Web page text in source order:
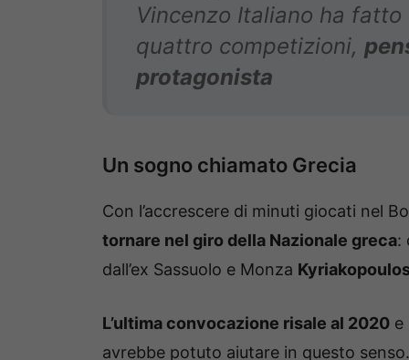
Vincenzo Italiano ha
quattro competizioni,
protagonista
Un sogno chiamato Grecia
Con l’accrescere di minuti giocati nel
tornare nel giro della Nazionale greca:
dall’ex Sassuolo e Monza
L’ultima convocazione risale al 2020 e
avrebbe potuto aiutare in questo